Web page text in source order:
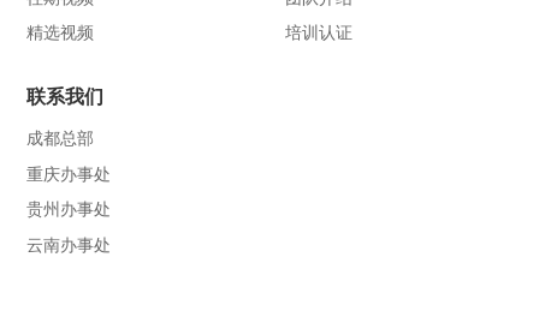
精选视频
培训认证
联系我们
成都总部
重庆办事处
贵州办事处
云南办事处